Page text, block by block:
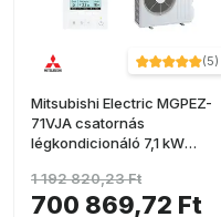
(5)
Mitsubishi Electric MGPEZ-
71VJA csatornás
légkondicionáló 7,1 kW
700 869,72 Ft
1 192 820,23 Ft